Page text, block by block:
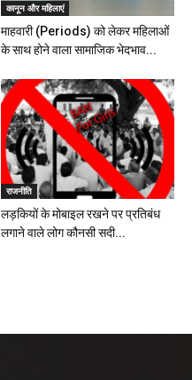
कानून और महिलाएं
माहवारी (Periods) को लेकर महिलाओं
के साथ होने वाला सामाजिक भेदभाव...
राजनीति
लड़कियों के मोबाइल रखने पर प्रतिबंध
लगाने वाले लोग कौनसी सदी...